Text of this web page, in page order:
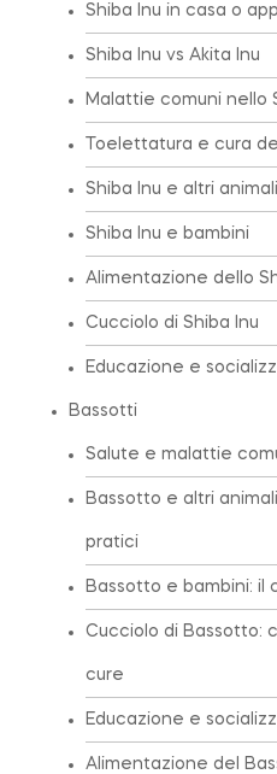
Shiba Inu in casa o
Shiba Inu vs Akita Inu
Malattie comuni nello
Toelettatura e cura
Shiba Inu e altri animali
Shiba Inu e bambini
Alimentazione dello
Cucciolo di Shiba Inu
Educazione e
Bassotti
Salute e malattie
Bassotto e altri
pratici
Bassotto e bambini:
Cucciolo di Bassotto:
cure
Educazione e
Alimentazione del